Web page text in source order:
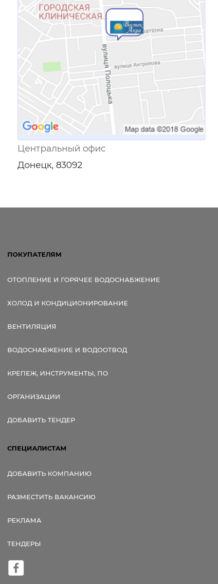
Ссылка для мобильных устройств
Центральный офис
Донецк, 83092
ПОКУПАТЕЛЯМ
ОТОПЛЕНИЕ И ГОРЯЧЕЕ ВОДОСНАБЖЕНИЕ
ХОЛОД И КОНДИЦИОНИРОВАНИЕ
ВЕНТИЛЯЦИЯ
ВОДОСНАБЖЕНИЕ И ВОДООТВОД
КРЕПЕЖ, ИНСТРУМЕНТЫ, ПО
ОРГАНИЗАЦИИ
ДОБАВИТЬ ТЕНДЕР
СПЕЦИАЛИСТАМ
ДОБАВИТЬ КОМПАНИЮ
РАЗМЕСТИТЬ ВАКАНСИЮ
РЕКЛАМА
ТЕНДЕРЫ